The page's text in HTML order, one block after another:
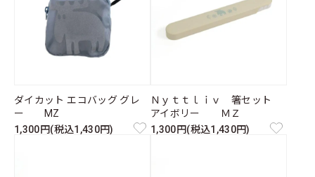
ダイカット エコバッグ グレ
ー MZ
1,300円(税込1,430円)
Ｎｙｔｔｌｉｖ 箸セット
アイボリー ＭＺ
1,300円(税込1,430円)